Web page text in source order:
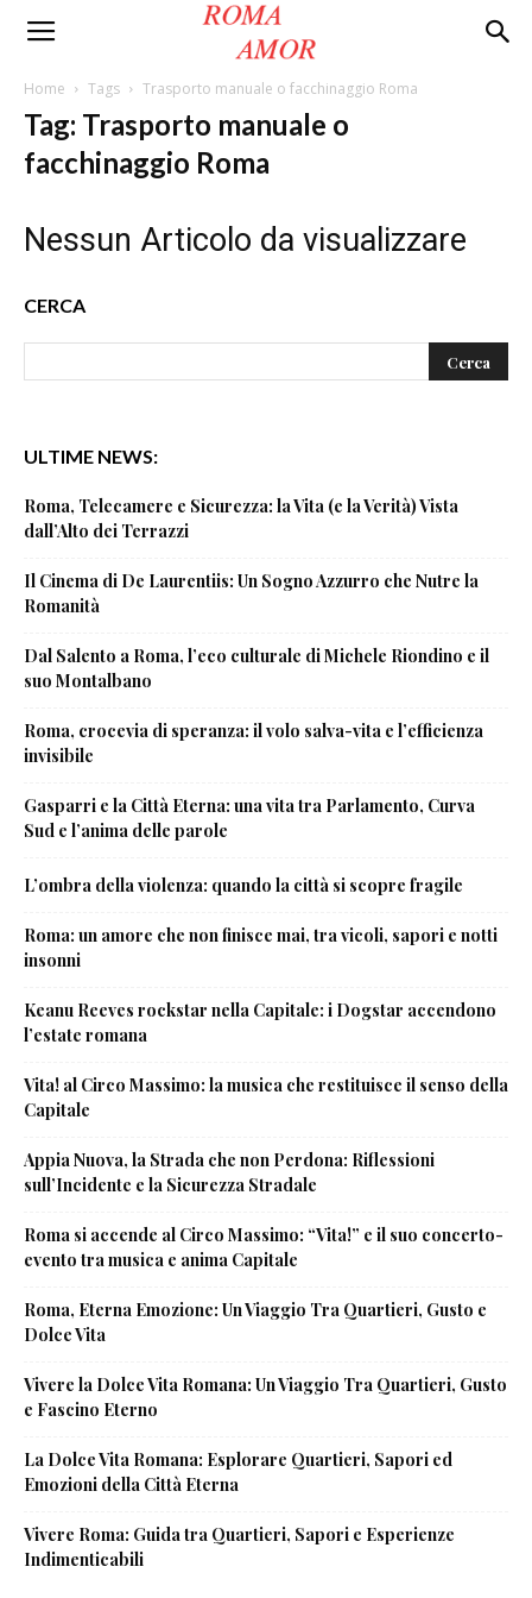
Roma
Amor
Home Tags Trasporto manuale o facchinaggio Roma
Tag: Trasporto manuale o
facchinaggio Roma
Nessun Articolo da visualizzare
CERCA
ULTIME NEWS:
Roma, Telecamere e Sicurezza: la Vita (e la Verità) Vista
dall’Alto dei Terrazzi
Il Cinema di De Laurentiis: Un Sogno Azzurro che Nutre la
Romanità
Dal Salento a Roma, l’eco culturale di Michele Riondino e il
suo Montalbano
Roma, crocevia di speranza: il volo salva-vita e l’efficienza
invisibile
Gasparri e la Città Eterna: una vita tra Parlamento, Curva
Sud e l’anima delle parole
L’ombra della violenza: quando la città si scopre fragile
Roma: un amore che non finisce mai, tra vicoli, sapori e notti
insonni
Keanu Reeves rockstar nella Capitale: i Dogstar accendono
l’estate romana
Vita! al Circo Massimo: la musica che restituisce il senso della
Capitale
Appia Nuova, la Strada che non Perdona: Riflessioni
sull’Incidente e la Sicurezza Stradale
Roma si accende al Circo Massimo: “Vita!” e il suo concerto-
evento tra musica e anima Capitale
Roma, Eterna Emozione: Un Viaggio Tra Quartieri, Gusto e
Dolce Vita
Vivere la Dolce Vita Romana: Un Viaggio Tra Quartieri, Gusto
e Fascino Eterno
La Dolce Vita Romana: Esplorare Quartieri, Sapori ed
Emozioni della Città Eterna
Vivere Roma: Guida tra Quartieri, Sapori e Esperienze
Indimenticabili